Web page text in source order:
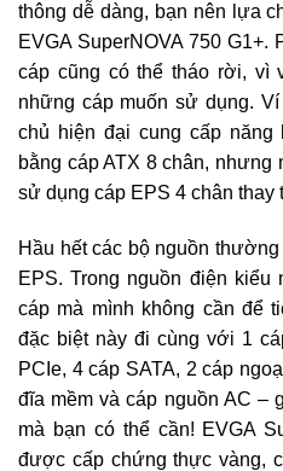
thông dễ dàng, bạn nên lựa
EVGA SuperNOVA 750 G1+.
cáp cũng có thể tháo rời, vì
những cáp muốn sử dụng.
chủ hiện đại cung cấp
bằng cáp ATX 8 chân, nhưng
sử dụng cáp EPS 4 chân thay
Hầu hết các bộ nguồn
EPS. Trong nguồn điện kiểu
cáp mà mình không cần để
đặc biệt này đi cùng với 1
PCIe, 4 cáp SATA, 2 cáp
đĩa mềm và cáp nguồn AC –
mà bạn có thể cần! EVGA
được cấp chứng thực vàng,